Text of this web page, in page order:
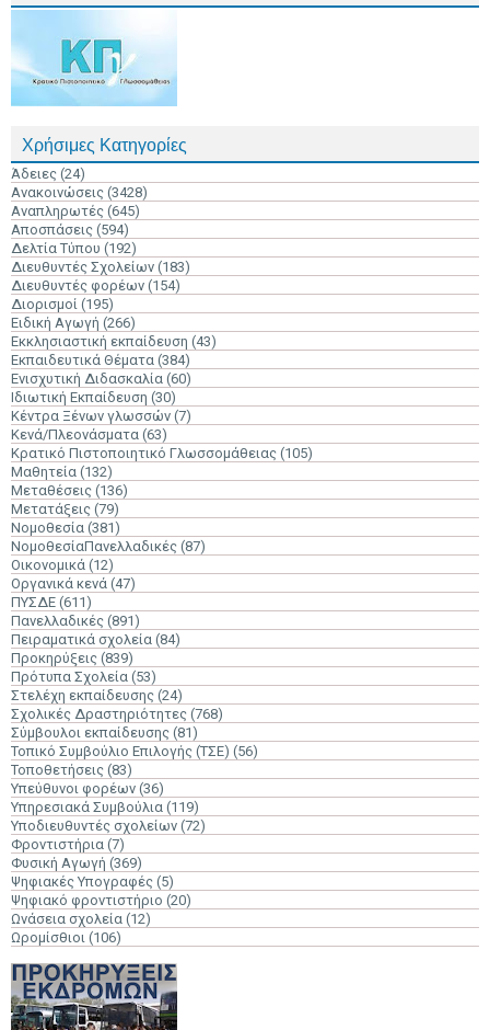
Χρήσιμες Κατηγορίες
Άδειες (24)
Ανακοινώσεις (3428)
Αναπληρωτές (645)
Αποσπάσεις (594)
Δελτία Τύπου (192)
Διευθυντές Σχολείων (183)
Διευθυντές φορέων (154)
Διορισμοί (195)
Ειδική Αγωγή (266)
Εκκλησιαστική εκπαίδευση (43)
Εκπαιδευτικά Θέματα (384)
Ενισχυτική Διδασκαλία (60)
Ιδιωτική Εκπαίδευση (30)
Κέντρα Ξένων γλωσσών (7)
Κενά/Πλεονάσματα (63)
Κρατικό Πιστοποιητικό Γλωσσομάθειας (105)
Μαθητεία (132)
Μεταθέσεις (136)
Μετατάξεις (79)
Νομοθεσία (381)
ΝομοθεσίαΠανελλαδικές (87)
Οικονομικά (12)
Οργανικά κενά (47)
ΠΥΣΔΕ (611)
Πανελλαδικές (891)
Πειραματικά σχολεία (84)
Προκηρύξεις (839)
Πρότυπα Σχολεία (53)
Στελέχη εκπαίδευσης (24)
Σχολικές Δραστηριότητες (768)
Σύμβουλοι εκπαίδευσης (81)
Τοπικό Συμβούλιο Επιλογής (ΤΣΕ) (56)
Τοποθετήσεις (83)
Υπεύθυνοι φορέων (36)
Υπηρεσιακά Συμβούλια (119)
Υποδιευθυντές σχολείων (72)
Φροντιστήρια (7)
Φυσική Αγωγή (369)
Ψηφιακές Υπογραφές (5)
Ψηφιακό φροντιστήριο (20)
Ωνάσεια σχολεία (12)
Ωρομίσθιοι (106)